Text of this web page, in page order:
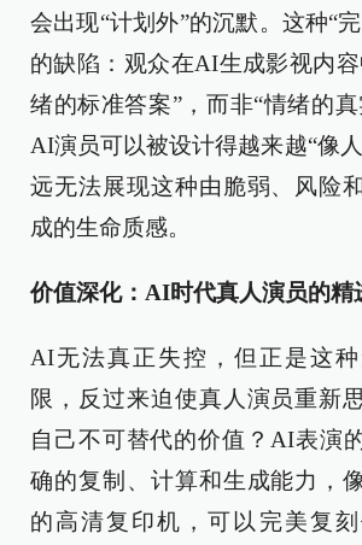
会出现“计划外”的沉默。这种“
的缺陷：观众在AI生成影视内
绪的标准答案”，而非“情绪的
AI演员可以被设计得越来越“像
远无法展现这种由脆弱、风险
成的生命质感。
价值深化：AI时代真人演员的精
AI无法真正失控，但正是这
限，反过来迫使真人演员重新
自己不可替代的价值？AI表演
确的复制、计算和生成能力，
的高清复印机，可以完美复